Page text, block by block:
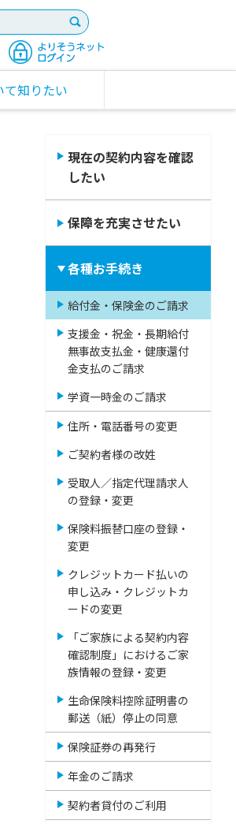
知りたい
現在の契約内容を確認
したい
保障を充実させたい
各種お手続き
給付金・保険金のご請求
支援金・祝金・長期給付
無事故支払金・健康還付
金支払のご請求
学資一時金のご請求
住所・電話番号の変更
ご契約者様の改姓
受取人／指定代理請求人
の登録・変更
保険料振替口座の登録・
変更
クレジットカード払いの
申し込み・クレジットカ
ードの変更
「ご家族による契約内容
確認制度」におけるご家
族情報の登録・変更
生命保険料控除証明書の
郵送（紙）停止の同意
保険証券の再発行
年金のご請求
契約者貸付のご利用